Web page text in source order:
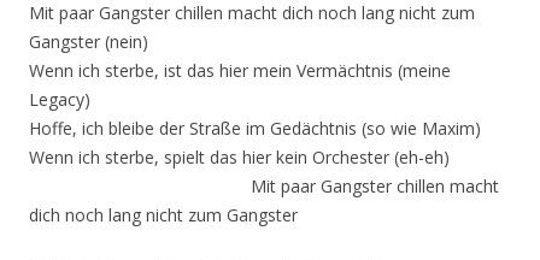
Mit paar Gangster chillen macht dich noch lang nicht zum
Gangster (nein)
Wenn ich sterbe, ist das hier mein Vermächtnis (meine
Legacy)
Hoffe, ich bleibe der Straße im Gedächtnis (so wie Maxim)
Wenn ich sterbe, spielt das hier kein Orchester (eh-eh)
Mit paar Gangster chillen macht
dich noch lang nicht zum Gangster